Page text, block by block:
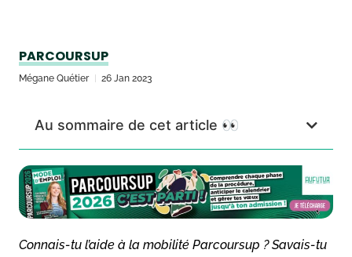
PARCOURSUP
Mégane Quétier 26 Jan 2023
Au sommaire de cet article 👀
Connais-tu l’aide à la mobilité Parcoursup ? Savais-tu